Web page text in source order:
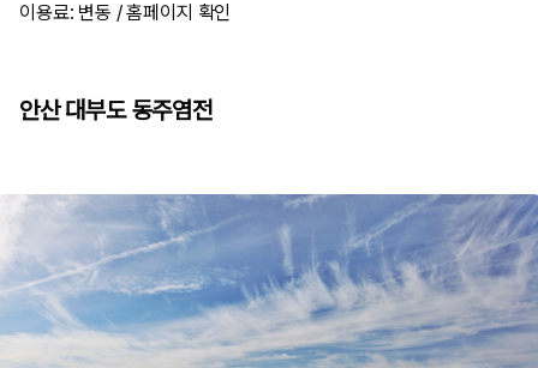
이용료: 변동 / 홈페이지 확인
안산 대부도 동주염전